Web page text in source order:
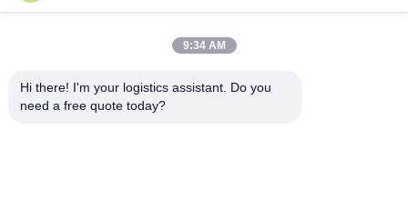
9:34 AM
Hi there! I'm your logistics assistant. Do you
need a free quote today?